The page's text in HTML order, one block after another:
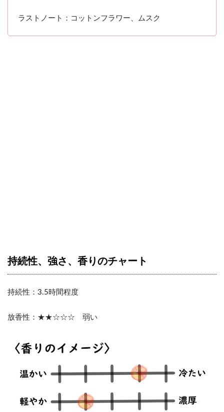
ラストノート：コットンフラワー、ムスク
持続性、強さ、香りのチャート
持続性：3.5時間程度
放香性：★★☆☆☆ 弱い